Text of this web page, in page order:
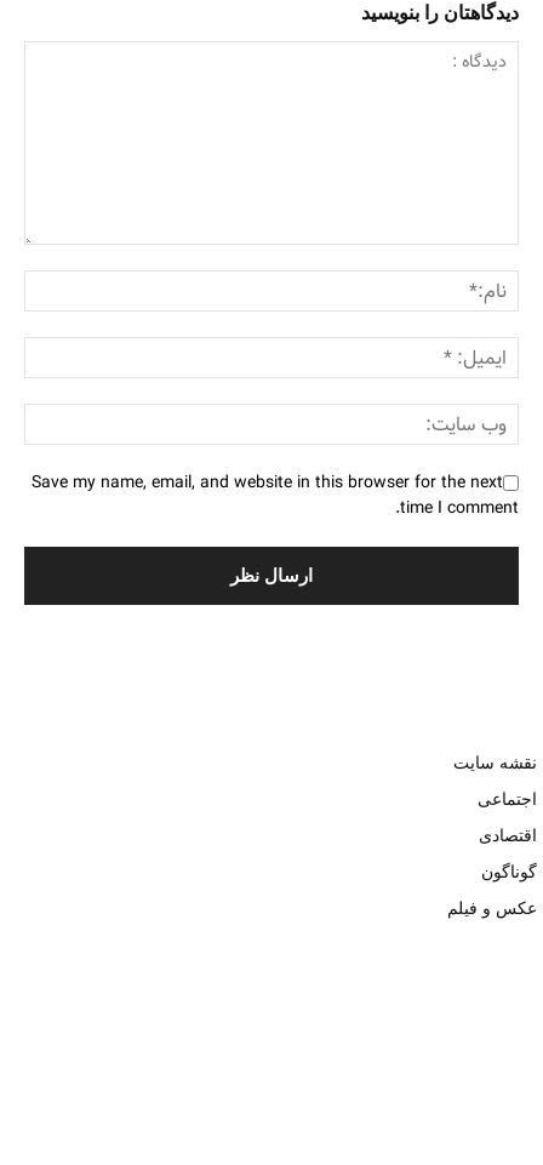
دیدگاهتان را بنویسید
Save my name, email, and website in this browser for the next
time I comment.
نقشه سایت
اجتماعی
اقتصادی
گوناگون
عکس و فیلم